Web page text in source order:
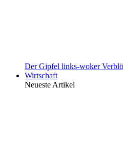
Der Gipfel links-woker
Wirtschaft
Neueste Artikel